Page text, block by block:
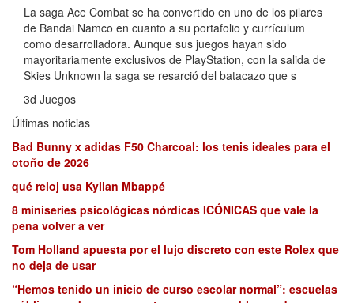
La saga Ace Combat se ha convertido en uno de los pilares
de Bandai Namco en cuanto a su portafolio y currículum
como desarrolladora. Aunque sus juegos hayan sido
mayoritariamente exclusivos de PlayStation, con la salida de
Skies Unknown la saga se resarció del batacazo que s
3d Juegos
Últimas noticias
Bad Bunny x adidas F50 Charcoal: los tenis ideales para el
otoño de 2026
qué reloj usa Kylian Mbappé
8 miniseries psicológicas nórdicas ICÓNICAS que vale la
pena volver a ver
Tom Holland apuesta por el lujo discreto con este Rolex que
no deja de usar
“Hemos tenido un inicio de curso escolar normal”: escuelas